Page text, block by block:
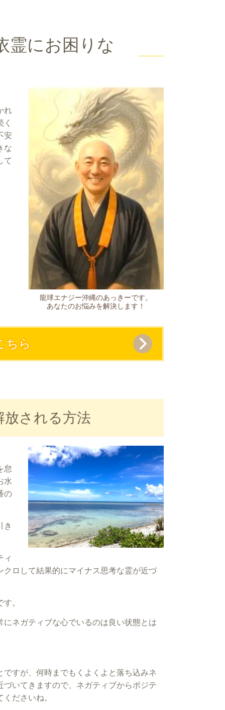
霊にお困りな
龍球エナジー沖縄のあっきーです。
あなたのお悩みを解決します！​
れ
安
な
て
ちら
される方法
怠
水
の
き
ィ
ロして結果的にマイナス思考な霊が近づ
。
ネガティブな心でいるのは良い状態とは
すが、何時までもくよくよと落ち込みネ
いてきますので、ネガティブからポジテ
ださいね。